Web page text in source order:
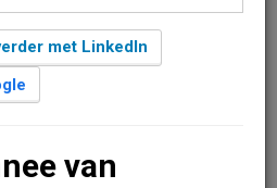
2021 om 10:26
voor de ontwikkeling en
duurzame woonwijk met een
met LinkedIn
van